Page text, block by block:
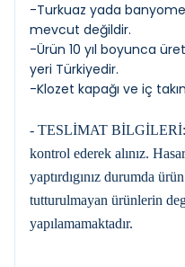
-Turkuaz yada
mevcut değildir.
-Ürün 10 yıl boyunca
yeri Türkiyedir.
-Klozet kapağı ve iç
- TESLİMAT
kontrol ederek alınız.
yaptırdıgınız durumda
tutturulmayan ürünlerin
yapılamamaktadır.